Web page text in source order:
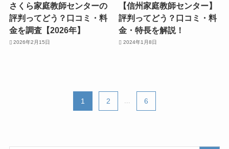
さくら家庭教師センターの
評判ってどう？口コミ・料
金を調査【2026年】
2026年2月15日
【信州家庭教師センター】
評判ってどう？口コミ・料
金・特長を解説！
2024年1月8日
1 2 6